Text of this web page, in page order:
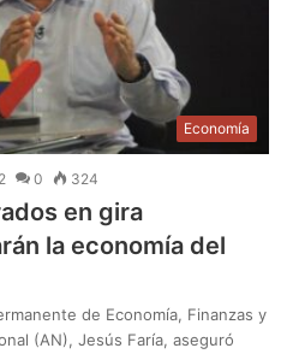
Economía
0 324
en gira
la economía del
de Economía, Finanzas y
(AN), Jesús Faría, aseguró